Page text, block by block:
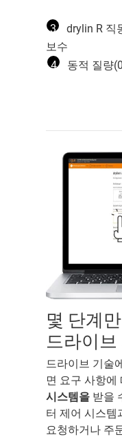
3
drylin R 직
보수
4
동적 질량
몇 단계
드라이브
드라이브 기술
면 요구 사항에
시스템을받을
터 제어 시스템
요청하거나 주